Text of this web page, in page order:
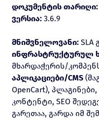
დოკუმენტის თარიღი:
ვერსია: 3.6.9
მნიშვნელოვანი: SLA
ინფრასტრუქტურულ
მხარდაჭერის/
აპლიკაციები/CMS
OpenCart),
კონტენტი, SEO
გარეთაა, გარდა იმ